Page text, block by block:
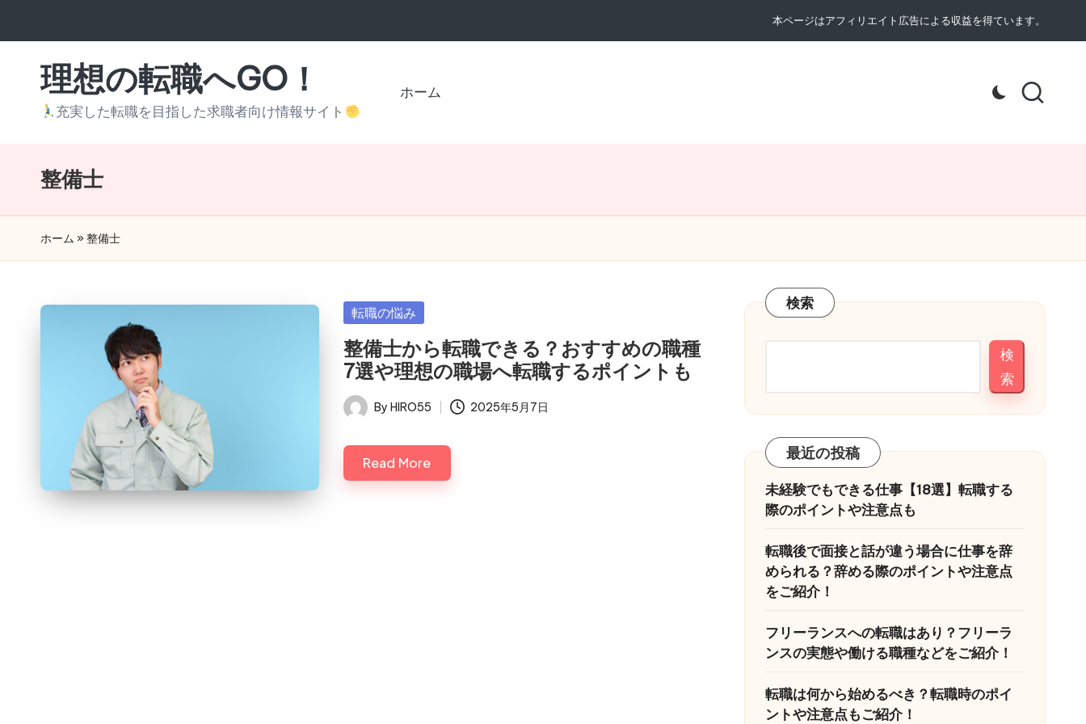
Skip
content
本ページはアフィリエイト広告による収益を得ています。
理想の転職へGO！
充実した転職を目指した求職者向け情報サイト
ホーム
整備士
ホーム » 整備士
Posted
in
転職の悩み
整備士から転職できる？おすすめの職種
7選や理想の職場へ転職するポイントも
Posted
By HIRO55 2025年5月7日
Read More
検索
検
索
最近の投稿
未経験でもできる仕事【18選】転職する
際のポイントや注意点も
転職後で面接と話が違う場合に仕事を辞
められる？辞める際のポイントや注意点
をご紹介！
フリーランスへの転職はあり？フリーラ
ンスの実態や働ける職種などをご紹介！
転職は何から始めるべき？転職時のポイ
ントや注意点もご紹介！